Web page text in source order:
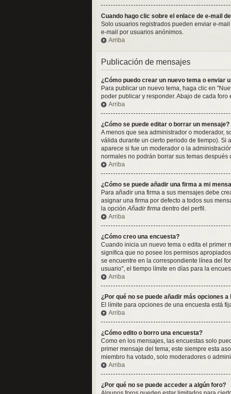
Cuando hago clic sobre el enlace de e-mail
Solo usuarios registrados pueden enviar e-
e-mail por usuarios anónimos.
Arriba
Publicación de mensajes
¿Cómo puedo crear un nuevo tema o enviar
Para publicar un nuevo tema, haga clic en
poder publicar y responder. Abajo de cada
Arriba
¿Cómo se puede editar o borrar un mensaje?
A menos que sea administrador o moderador,
válida durante un cierto periodo de tiempo). Si
aparece si fue un moderador o la
normales no podrán borrar sus temas
Arriba
¿Cómo se puede añadir una firma a mi
Para añadir una firma a sus mensajes debe
asignar una firma por defecto a todos sus
la opciónAñadir firma dentro del perfil.
Arriba
¿Cómo creo una encuesta?
Cuando inicia un nuevo tema o edita el primer
significa que no posee los permisos
se encuentre en la correspondiente línea del
usuario", el tiempo límite en días para la
Arriba
¿Por qué no se puede añadir más opciones a
El límite para opciones de una encuesta está
Arriba
¿Cómo edito o borro una encuesta?
Como en los mensajes, las encuestas solo
primer mensaje del tema; este siempre esta
miembro ha votado, solo moderadores o
Arriba
¿Por qué no se puede acceder a algún foro?